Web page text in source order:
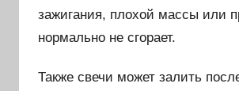
зажигания, плохой массы или
нормально не сгорает.
Также свечи может залить